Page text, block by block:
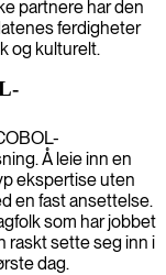
partnere har den
ferdigheter
og kulturelt.
Å leie inn en
ekspertise uten
en fast ansettelse.
som har jobbet
raskt sette seg inn i
dag.